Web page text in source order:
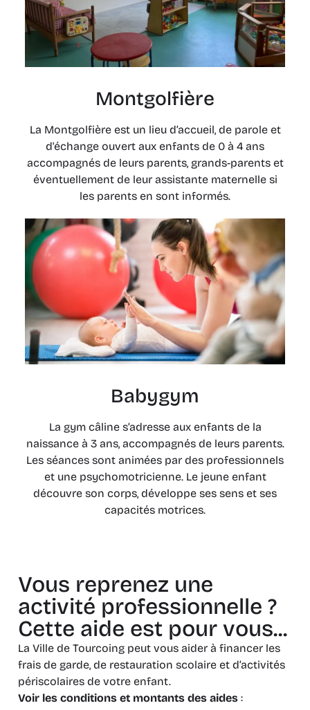
Montgolfière
La Montgolfière est un lieu d’accueil, de parole et
d'échange ouvert aux enfants de 0 à 4 ans
accompagnés de leurs parents, grands-parents et
éventuellement de leur assistante maternelle si
les parents en sont informés.
Babygym
La gym câline s’adresse aux enfants de la
naissance à 3 ans, accompagnés de leurs parents.
Les séances sont animées par des professionnels
et une psychomotricienne. Le jeune enfant
découvre son corps, développe ses sens et ses
capacités motrices.
Vous reprenez une
activité professionnelle ?
Cette aide est pour vous...
La Ville de Tourcoing peut vous aider à financer les
frais de garde, de restauration scolaire et d’activités
périscolaires de votre enfant.
Voir les conditions et montants des aides :